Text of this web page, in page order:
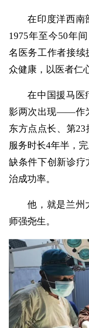
在印度洋西南
1975年至今50年
名医务工作者接
众健康，以医者仁
在中国援马医
影两次出现——作
东方点点长、第
服务时长4年半，
缺条件下创新诊疗
治成功率。
他，就是兰州
师强尧生。